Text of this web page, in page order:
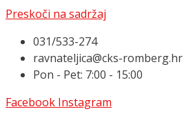
Preskoči na sadržaj
031/533-274
ravnateljica@cks-romberg.hr
Pon - Pet: 7:00 - 15:00
Facebook Instagram